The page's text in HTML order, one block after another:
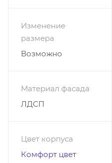
Изменение
размера
Возможно
Материал фасада
ЛДСП
Цвет корпуса
Комфорт цвет